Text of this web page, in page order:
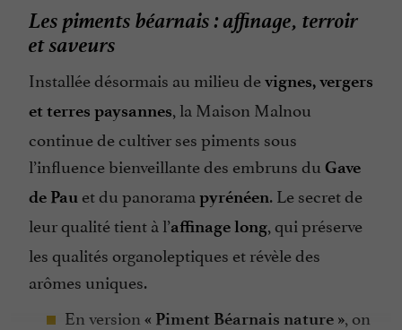
Les piments béarnais : affinage, terroir
et saveurs
Installée désormais au milieu devignes, vergers
et terres paysannes, la Maison Malnou
continue de cultiver ses piments sous
l’influence bienveillante des embruns du Gave
de Pau et du panorama pyrénéen. Le secret de
leur qualité tient à l’affinage long, qui préserve
les qualités organoleptiques et révèle des
arômes uniques.
En version « Piment Béarnais nature », on